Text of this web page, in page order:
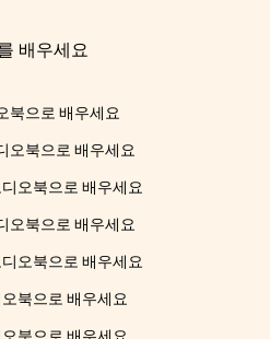
배우세요
북으로 배우세요
오북으로 배우세요
오북으로 배우세요
오북으로 배우세요
오북으로 배우세요
북으로 배우세요